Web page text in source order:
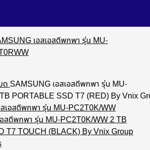
ดSAMSUNG เอสเอสดีพกพา รุ่น MU-
PORTABLE SSD T7 (RED) By Vnix
สดีพกพา รุ่น MU-PC2T0K/WW 2 TB
T7 TOUCH (BLACK) By Vnix Group